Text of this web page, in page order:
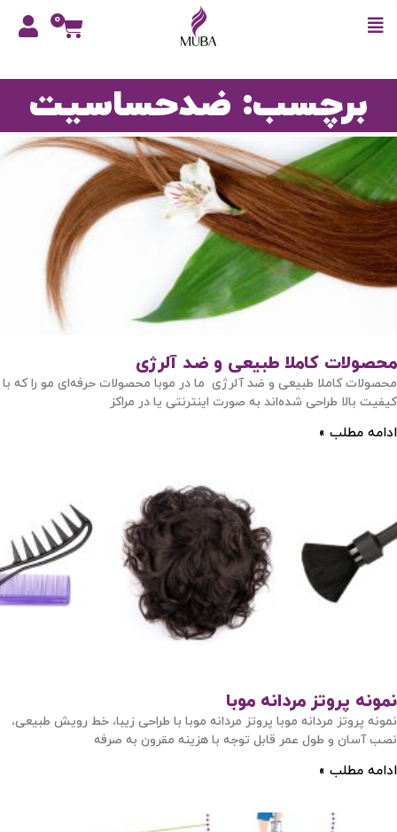
0
برچسب: ضدحساسیت
محصولات کاملا طبیعی و ضد آلرژی
محصولات کاملا طبیعی و ضد آلرژی ما در موبا محصولات حرفه‌ای مو را که با
کیفیت بالا طراحی شده‌اند به صورت اینترنتی یا در مراکز
ادامه مطلب »
نمونه پروتز مردانه موبا
نمونه پروتز مردانه موبا پروتز مردانه موبا با طراحی زیبا، خط رویش طبیعی،
نصب آسان و طول عمر قابل توجه با هزینه مقرون به صرفه
ادامه مطلب »